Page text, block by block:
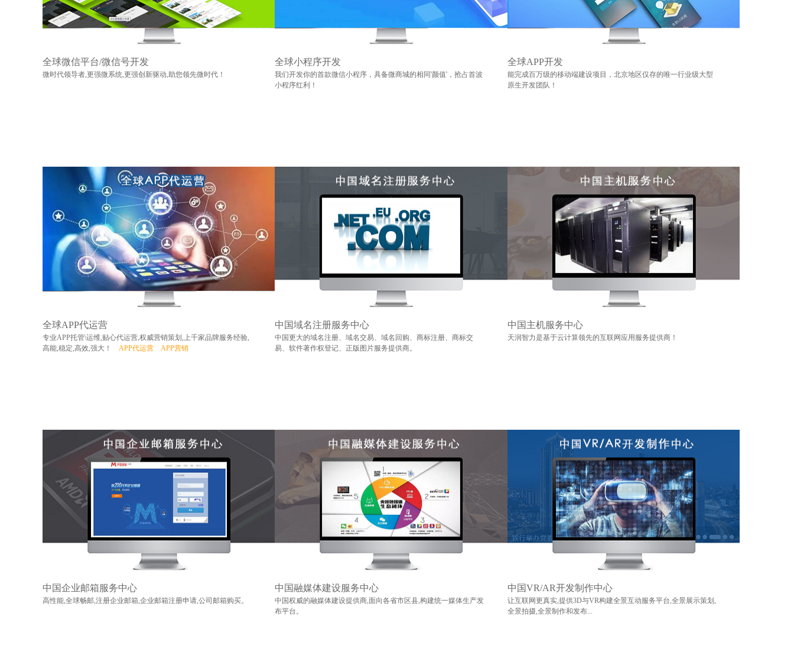
全球微信平台/微信号开发
微时代领导者,更强微系统,更强创新驱动,助您领先微时代！
全球小程序开发
我们开发你的首款微信小程序，具备微商城的相同'颜值'，抢占首波
小程序红利！
全球APP开发
能完成百万级的移动端建设项目，北京地区仅存的唯一行业级大型
原生开发团队！
全球APP代运营
专业APP托管\运维,贴心代运营,权威营销策划,上千家品牌服务经验,
高能,稳定,高效,强大！ APP代运营 APP营销
中国域名注册服务中心
中国更大的域名注册、域名交易、域名回购、商标注册、商标交
易、软件著作权登记、正版图片服务提供商。
中国主机服务中心
天润智力是基于云计算领先的互联网应用服务提供商！
中国企业邮箱服务中心
高性能,全球畅邮,注册企业邮箱,企业邮箱注册申请,公司邮箱购买。
中国融媒体建设服务中心
中国权威的融媒体建设提供商,面向各省市区县,构建统一媒体生产发
布平台。
中国VR/AR开发制作中心
让互联网更真实,提供3D与VR构建全景互动服务平台,全景展示策划,
全景拍摄,全景制作和发布...